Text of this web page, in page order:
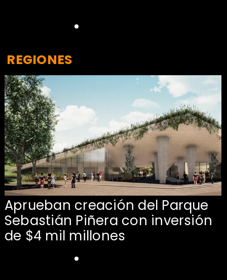
Aprueban creación del Parque
Sebastián Piñera con inversión
de $4 mil millones
REGIONES